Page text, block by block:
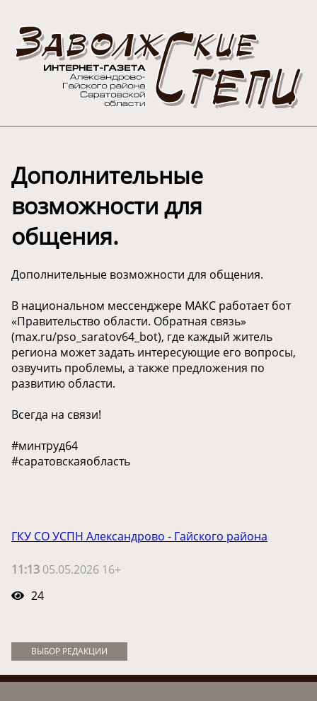
Дополнительные
возможности для
общения.
Дополнительные возможности для общения.
В национальном мессенджере МАКС работает бот
«Правительство области. Обратная связь»
(max.ru/pso_saratov64_bot), где каждый житель
региона может задать интересующие его вопросы,
озвучить проблемы, а также предложения по
развитию области.
Всегда на связи!
#минтруд64
#саратовскаяобласть
ГКУ СО УСПН Александрово - Гайского района
11:13 05.05.2026 16+
24
ВЫБОР РЕДАКЦИИ